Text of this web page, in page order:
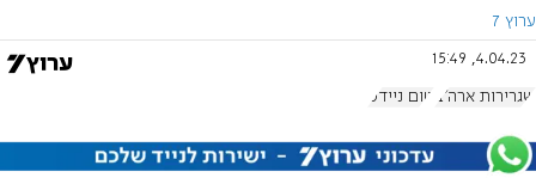
ערוץ 7
4.04.23, 15:49
שגרירות ארה"ב טום ניידס